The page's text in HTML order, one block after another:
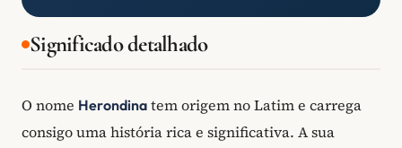
Significado detalhado
O nome Herondina tem origem no Latim e carrega
consigo uma história rica e significativa. A sua